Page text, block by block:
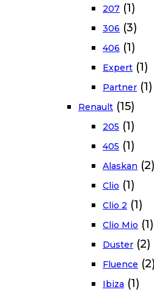
207 (1)
306 (3)
406 (1)
Expert (1)
Partner (1)
Renault (15)
205 (1)
405 (1)
Alaskan (2)
Clio (1)
Clio 2 (1)
Clio Mio (1)
Duster (2)
Fluence (2)
Ibiza (1)